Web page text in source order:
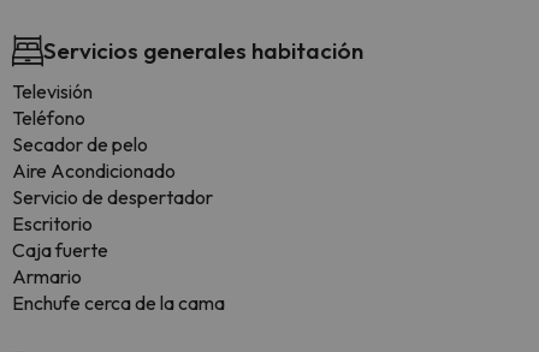
Servicios generales habitación
Televisión
Teléfono
Secador de pelo
Aire Acondicionado
Servicio de despertador
Escritorio
Caja fuerte
Armario
Enchufe cerca de la cama